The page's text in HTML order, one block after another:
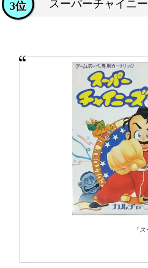
スーパーチャイニ
3位
「